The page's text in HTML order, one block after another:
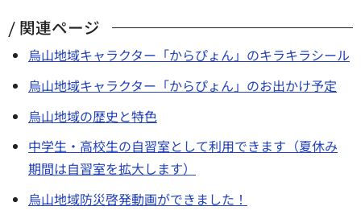
関連ページ
烏山地域キャラクター「からぴょん」のキラキラシール
烏山地域キャラクター「からぴょん」のお出かけ予定
烏山地域の歴史と特色
中学生・高校生の自習室として利用できます（夏休み
期間は自習室を拡大します）
烏山地域防災啓発動画ができました！